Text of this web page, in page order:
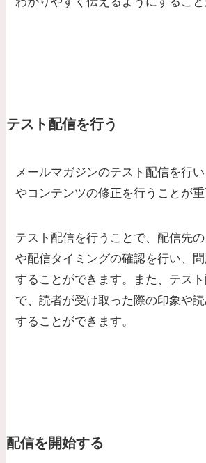
テスト配信を行う
メールマガジンのテスト配信を行
やコンテンツの修正を行うことが重
テスト配信を行うことで、配信先
や配信タイミングの確認を行い、
することができます。また、テス
で、読者が受け取った際の印象や
することができます。
配信を開始する